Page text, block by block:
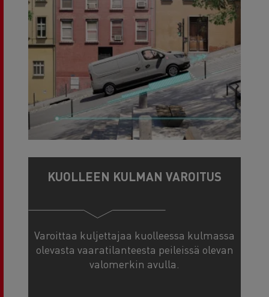
KUOLLEEN KULMAN VAROITUS
Varoittaa kuljettajaa kuolleessa kulmassa
olevasta vaaratilanteesta peileissä olevan
valomerkin avulla.